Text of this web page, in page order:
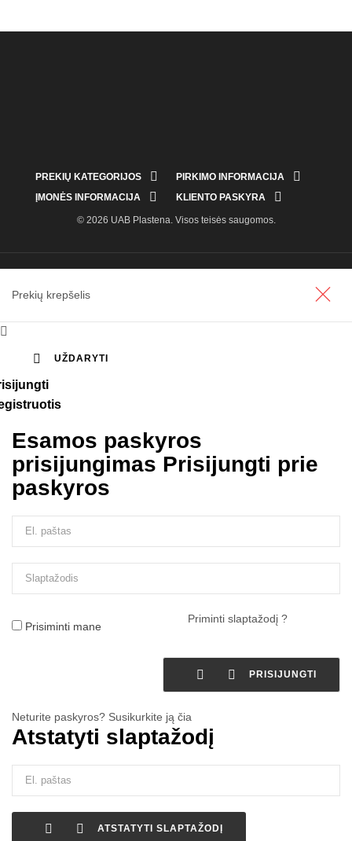
PREKIŲ KATEGORIJOS  PIRKIMO INFORMACIJA 
ĮMONĖS INFORMACIJA  KLIENTO PASKYRA 
© 2026 UAB Plastena. Visos teisės saugomos.
Prekių krepšelis

 UŽDARYTI
Esamos paskyros
prisijungimas Prisijungti prie
paskyros
Prisiminti mane
Priminti slaptažodį ?
  PRISIJUNGTI
Neturite paskyros? Susikurkite ją čia
Atstatyti slaptažodį
  ATSTATYTI SLAPTAŽODĮ